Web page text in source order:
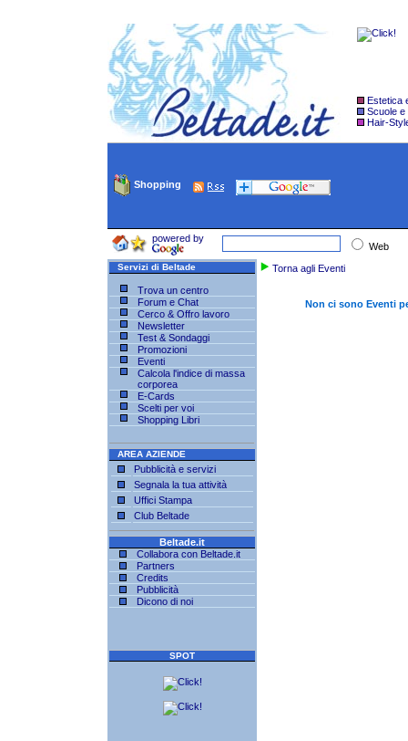
Estetica
Scuole e
Hair-
Shopping
powered by
Web
Servizi di Beltade
Trova un centro
Forum e Chat
Cerco & Offro lavoro
Newsletter
Test & Sondaggi
Promozioni
Eventi
Calcola l'indice di massa
corporea
E-Cards
Scelti per voi
Shopping Libri
AREA AZIENDE
Pubblicità e servizi
Segnala la tua attività
Uffici Stampa
Club Beltade
Beltade.it
Collabora con Beltade.it
Partners
Credits
Pubblicità
Dicono di noi
SPOT
Torna agli Eventi
Non ci sono Eventi